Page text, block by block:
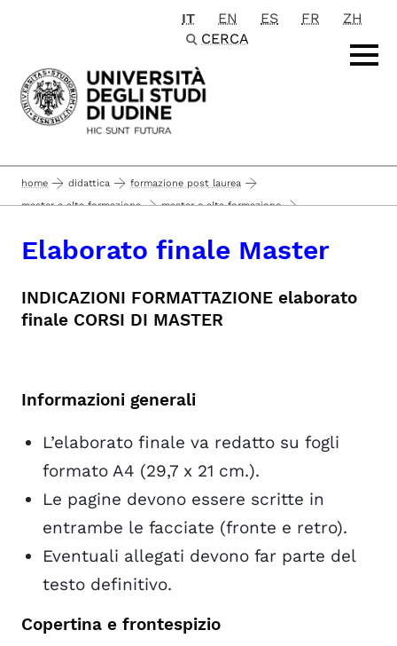
Passa al contenuto principale
IT EN ES FR
ZH
CERCA
home didattica
formazione post laurea
master e alta formazione
master e alta formazione
Elaborato finale Master
INDICAZIONI FORMATTAZIONE elaborato
finale CORSI DI MASTER
Informazioni generali
L’elaborato finale va redatto su fogli
formato A4 (29,7 x 21 cm.).
Le pagine devono essere scritte in
entrambe le facciate (fronte e retro).
Eventuali allegati devono far parte del
testo definitivo.
Copertina e frontespizio